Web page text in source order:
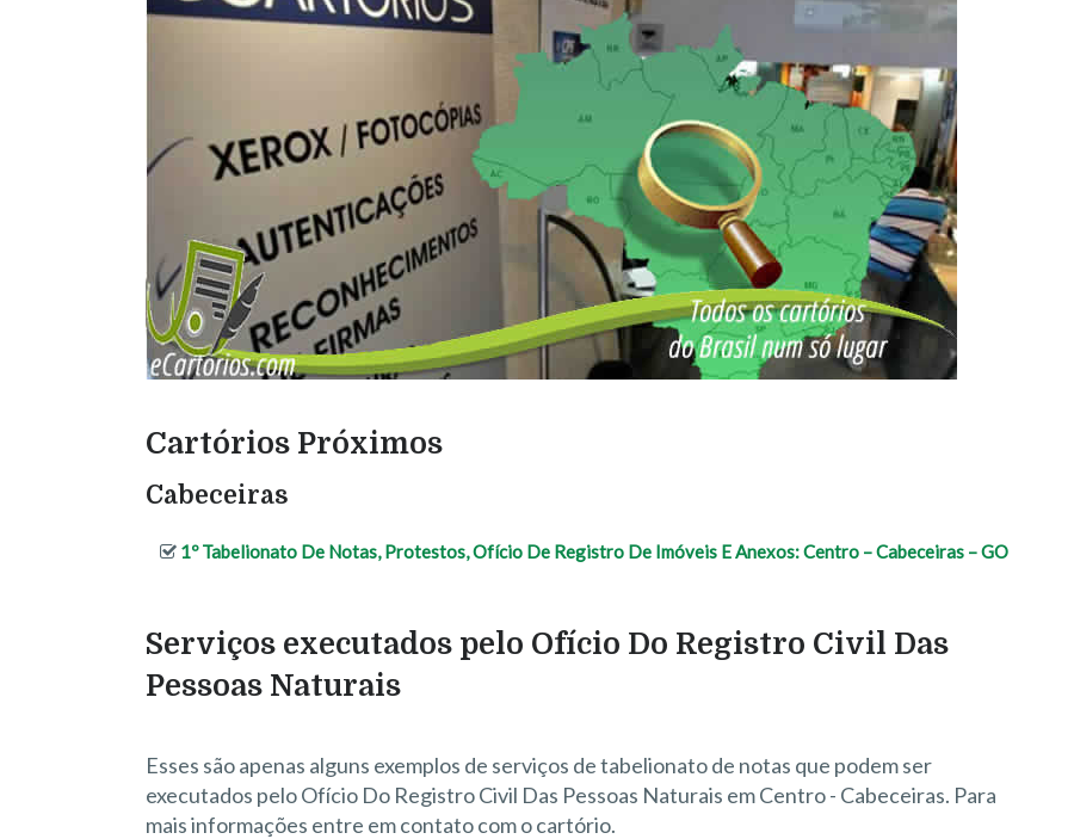
Cartórios Próximos
Cabeceiras
1º Tabelionato De Notas, Protestos, Ofício De Registro De Imóveis E Anexos: Centro – Cabeceiras – GO
Serviços executados pelo Ofício Do Registro Civil Das
Pessoas Naturais
Esses são apenas alguns exemplos de serviços de tabelionato de notas que podem ser
executados pelo Ofício Do Registro Civil Das Pessoas Naturais em Centro - Cabeceiras. Para
mais informações entre em contato com o cartório.